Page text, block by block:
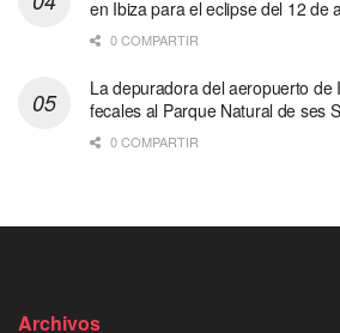
en Ibiza para el eclipse del 12 de
0 COMPARTIR
La depuradora del aeropuerto de
fecales al Parque Natural de ses
0 COMPARTIR
Archivos